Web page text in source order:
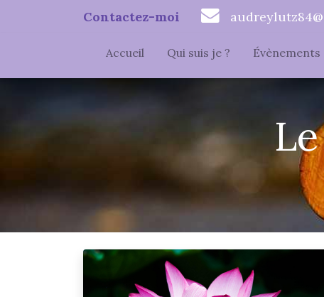
Contactez-moi
Accueil Qui suis je ? Évènements